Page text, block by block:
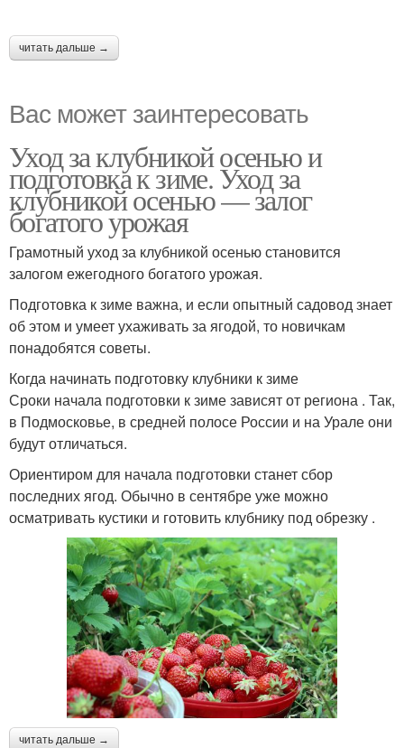
читать дальше →
Вас может заинтересовать
Уход за клубникой осенью и
подготовка к зиме. Уход за
клубникой осенью — залог
богатого урожая
Грамотный уход за клубникой осенью становится
залогом ежегодного богатого урожая.
Подготовка к зиме важна, и если опытный садовод знает
об этом и умеет ухаживать за ягодой, то новичкам
понадобятся советы.
Когда начинать подготовку клубники к зиме
Сроки начала подготовки к зиме зависят от региона . Так,
в Подмосковье, в средней полосе России и на Урале они
будут отличаться.
Ориентиром для начала подготовки станет сбор
последних ягод. Обычно в сентябре уже можно
осматривать кустики и готовить клубнику под обрезку .
читать дальше →